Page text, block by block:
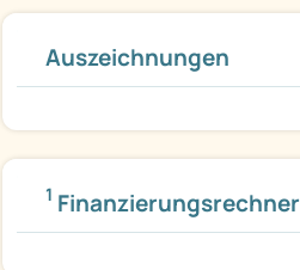
Auszeichnungen
1 Finanzierungsrechner